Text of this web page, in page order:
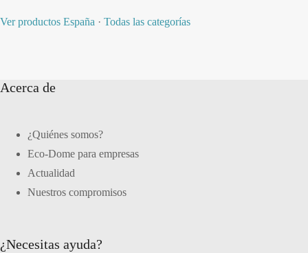
Ver productos España · Todas las categorías
Acerca de
¿Quiénes somos?
Eco-Dome para empresas
Actualidad
Nuestros compromisos
¿Necesitas ayuda?